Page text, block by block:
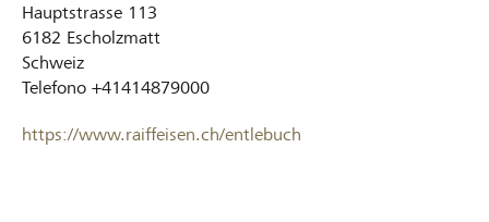
Hauptstrasse 113
6182 Escholzmatt
Schweiz
Telefono +41414879000
https://www.raiffeisen.ch/entlebuch